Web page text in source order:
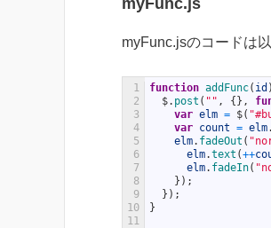
myFunc.js
myFunc.jsのコードは以
1
2
3
4
5
6
7
8
9
10
11
function addFunc( id )
$. post ( "" , { } ,
var elm = $(
var count = elm.
elm. fadeOut (
elm.text (++
elm. fadeIn(
} ) ;
} ) ;
}